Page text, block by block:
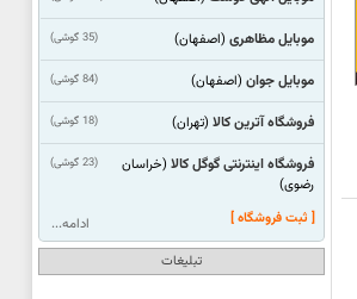
(35 گوشی) موبایل مظاهری (اصفهان)
(84 گوشی) موبایل جوان (اصفهان)
(18 گوشی) فروشگاه آترین کالا (تهران)
(23 گوشی) فروشگاه اینترنتی گوگل کالا (خراسان
رضوی)
[ ثبت فروشگاه ]
ادامه...
تبلیغات